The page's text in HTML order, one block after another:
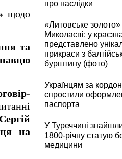
щодо
та
на
про наслідки
«Литовське золото»
Миколаєві: у
представлено
прикраси з
бурштину (фото)
Українцям за
спростили
паспорта
У Туреччині
1800-річну статую
медицини